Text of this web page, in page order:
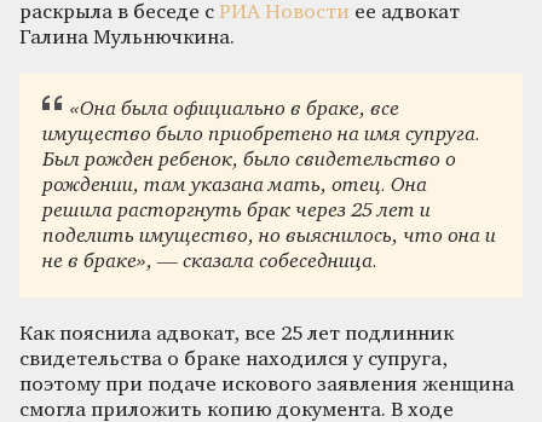
раскрыла в беседе с РИА Новости ее адвокат
Галина Мульнючкина.
«Она была официально в браке, все
имущество было приобретено на имя супруга.
Был рожден ребенок, было свидетельство о
рождении, там указана мать, отец. Она
решила расторгнуть брак через 25 лет и
поделить имущество, но выяснилось, что она и
не в браке», — сказала собеседница.
Как пояснила адвокат, все 25 лет подлинник
свидетельства о браке находился у супруга,
поэтому при подаче искового заявления женщина
смогла приложить копию документа. В ходе